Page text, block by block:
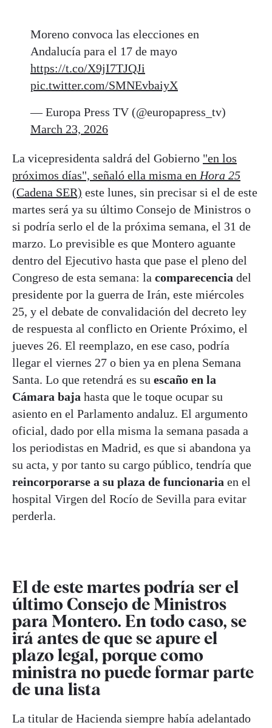
Moreno convoca las elecciones en
Andalucía para el 17 de mayo
https://t.co/X9jI7TJQJi
pic.twitter.com/SMNEvbaiyX
— Europa Press TV (@europapress_tv)
March 23, 2026
La vicepresidenta saldrá del Gobierno "en los
próximos días", señaló ella misma en Hora 25
(Cadena SER) este lunes, sin precisar si el de este
martes será ya su último Consejo de Ministros o
si podría serlo el de la próxima semana, el 31 de
marzo. Lo previsible es que Montero aguante
dentro del Ejecutivo hasta que pase el pleno del
Congreso de esta semana: la comparecencia del
presidente por la guerra de Irán, este miércoles
25, y el debate de convalidación del decreto ley
de respuesta al conflicto en Oriente Próximo, el
jueves 26. El reemplazo, en ese caso, podría
llegar el viernes 27 o bien ya en plena Semana
Santa. Lo que retendrá es su escaño en la
Cámara baja hasta que le toque ocupar su
asiento en el Parlamento andaluz. El argumento
oficial, dado por ella misma la semana pasada a
los periodistas en Madrid, es que si abandona ya
su acta, y por tanto su cargo público, tendría que
reincorporarse a su plaza de funcionaria en el
hospital Virgen del Rocío de Sevilla para evitar
perderla.
El de este martes podría ser el
último Consejo de Ministros
para Montero. En todo caso, se
irá antes de que se apure el
plazo legal, porque como
ministra no puede formar parte
de una lista
La titular de Hacienda siempre había adelantado